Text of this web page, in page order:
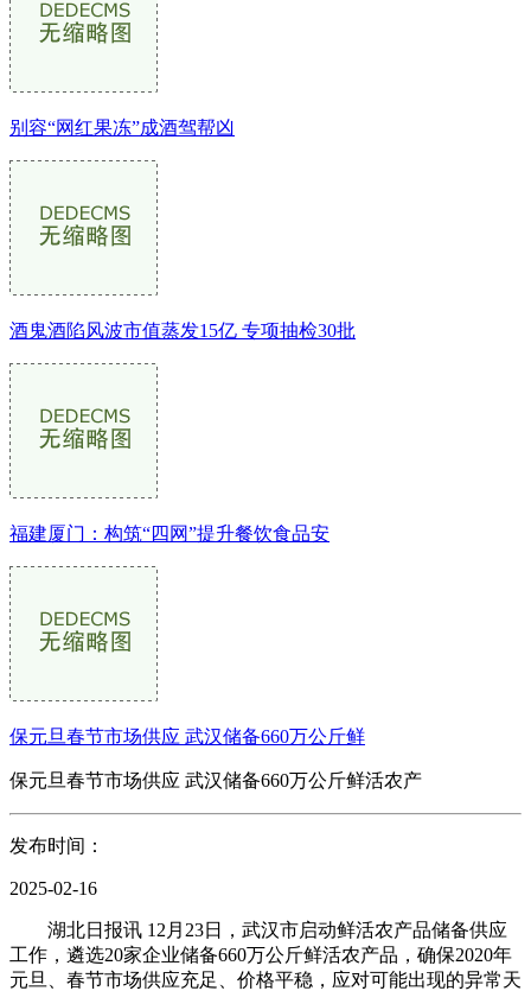
别容“网红果冻”成酒驾帮凶
酒鬼酒陷风波市值蒸发15亿 专项抽检30批
福建厦门：构筑“四网”提升餐饮食品安
保元旦春节市场供应 武汉储备660万公斤鲜
保元旦春节市场供应 武汉储备660万公斤鲜活农产
发布时间：
2025-02-16
湖北日报讯 12月23日，武汉市启动鲜活农产品储备供应
工作，遴选20家企业储备660万公斤鲜活农产品，确保2020年
元旦、春节市场供应充足、价格平稳，应对可能出现的异常天